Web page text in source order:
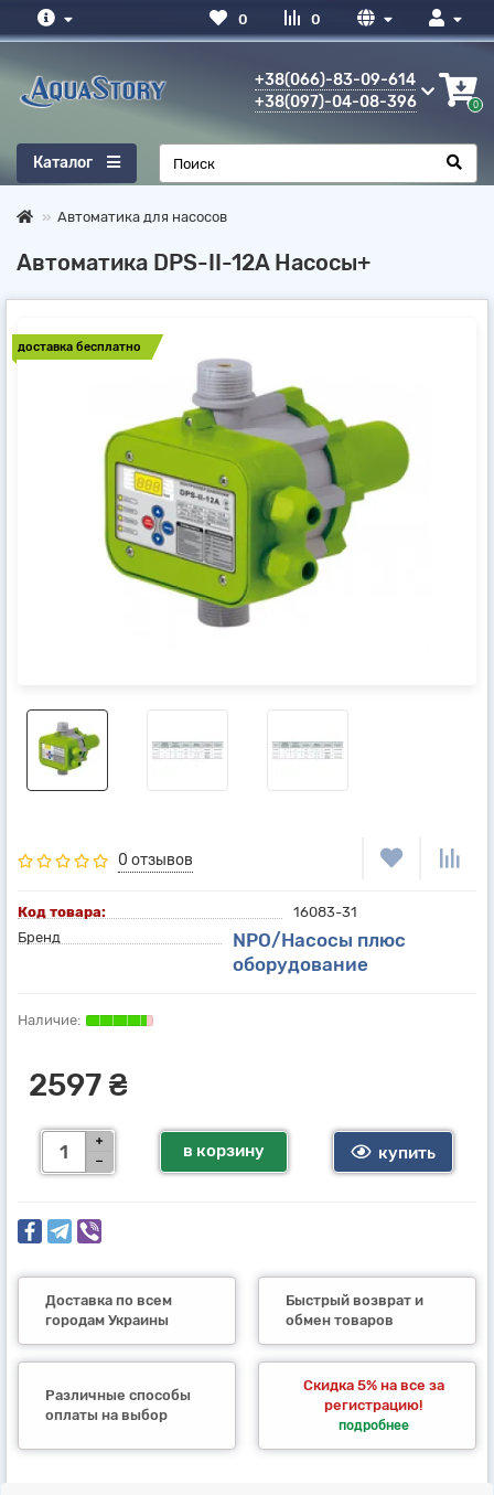
0
0
+38(066)-83-09-614
+38(097)-04-08-396
0
Каталог
Автоматика для насосов
Автоматика DPS-II-12A Насосы+
доставка бесплатно
0 отзывов
Код товара:
16083-31
Бренд
NPO/Насосы плюс
оборудование
2597 ₴
в корзину купить
Доставка по всем
городам Украины
Быстрый возврат и
обмен товаров
Различные способы
оплаты на выбор
Скидка 5% на все за
регистрацию!
подробнее